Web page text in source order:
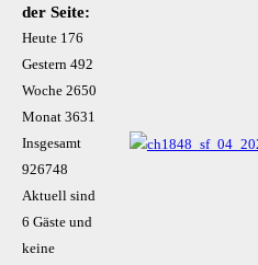
der Seite:
Heute 176
Gestern 492
Woche 2650
Monat 3631
Insgesamt
926748
Aktuell sind
6 Gäste und
keine